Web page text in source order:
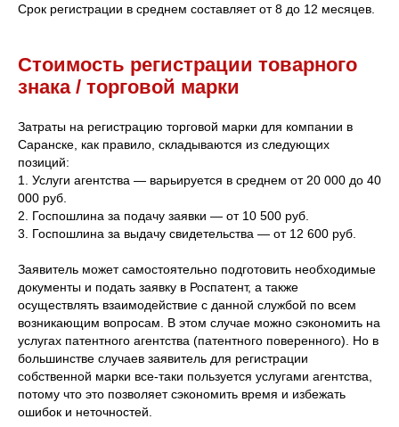
Срок регистрации в среднем составляет от 8 до 12 месяцев.
Стоимость регистрации товарного
знака / торговой марки
Затраты на регистрацию торговой марки для компании в
Саранске, как правило, складываются из следующих
позиций:
1. Услуги агентства — варьируется в среднем от 20 000 до 40
000 руб.
2. Госпошлина за подачу заявки — от 10 500 руб.
3. Госпошлина за выдачу свидетельства — от 12 600 руб.
Заявитель может самостоятельно подготовить необходимые
документы и подать заявку в Роспатент, а также
осуществлять взаимодействие с данной службой по всем
возникающим вопросам. В этом случае можно сэкономить на
услугах патентного агентства (патентного поверенного). Но в
большинстве случаев заявитель для регистрации
собственной марки все-таки пользуется услугами агентства,
потому что это позволяет сэкономить время и избежать
ошибок и неточностей.